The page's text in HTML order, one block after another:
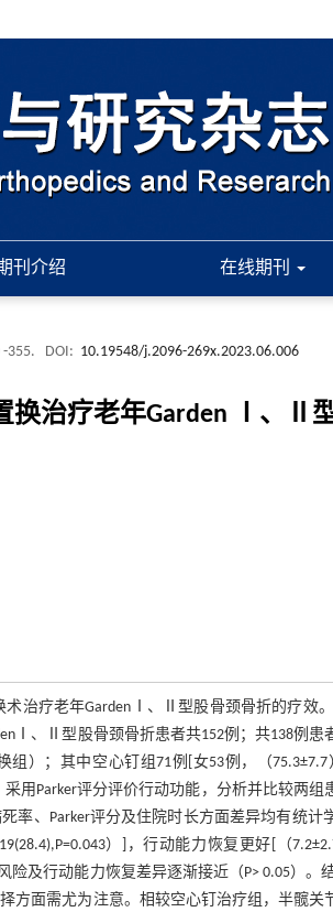
刊介绍 在线期刊
-355. DOI: 10.19548/j.2096-269x.2023.06.006
换治疗老年Garden Ⅰ、Ⅱ
治疗老年GardenⅠ、Ⅱ型股骨颈骨折的疗效
、Ⅱ型股骨颈骨折患者共152例；共138例
）；其中空心钉组71例[女53例，（75.3±7.7
用Parker评分评价行动功能，分析并比较两组
率、Parker评分及住院时长方面差异均有统计
）]，行动能力恢复更好[（
险及行动能力恢复差异逐渐接近（P> 0.05）
面需尤为注意。相较空心钉治疗组，半髋关